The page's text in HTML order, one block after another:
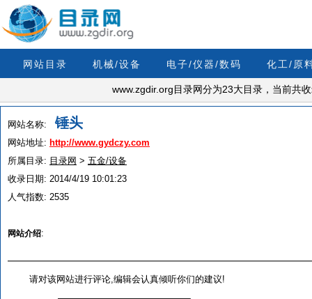
网站目录 机械/设备 电子/仪器/数码 化工/原
www.zgdir.org目录网分为23大目录，当前共
网站名称: 锤头
网站地址: http://www.gydczy.com
所属目录: 目录网 > 五金/设备
收录日期: 2014/4/19 10:01:23
人气指数: 2535
网站介绍:
请对该网站进行评论,编辑会认真倾听你们的建议!